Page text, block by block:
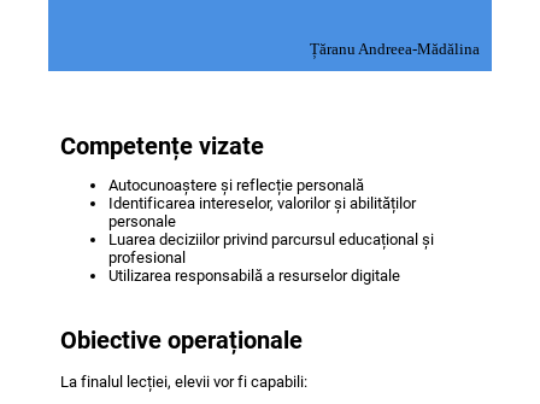
Țăranu Andreea-Mădălina
Competențe vizate
Autocunoaștere și reflecție personală
Identificarea intereselor, valorilor și abilităților
personale
Luarea deciziilor privind parcursul educațional și
profesional
Utilizarea responsabilă a resurselor digitale
Obiective operaționale
La finalul lecției, elevii vor fi capabili: